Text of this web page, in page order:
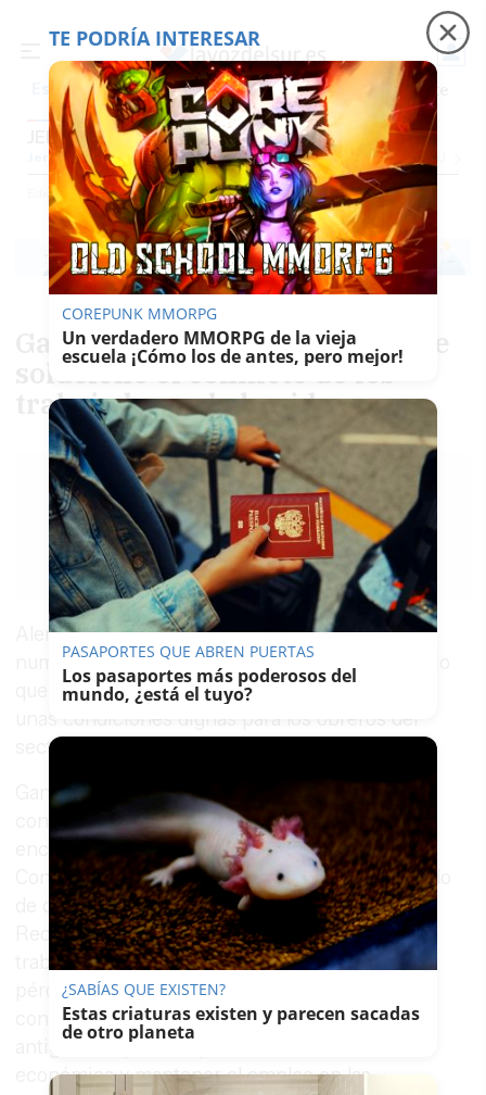
Es noticia Precio luz Padre Coraje Fábrica de botellas
JEREZ
JerezProvincia CádizCádizSevillaMálagaHuelvaGranadaCórdoba
Ediciones Jerez
Ganemos pide a Diputación que
solucione el conflicto de los
trabajadores de la vid
MARÍA LUISA
PARRA
11/10/2016
Facebook
X WhatsApp
Copy
Link
Guardar 0
Alertan de que los sindicatos han interpuesto
numerosas denuncias a la Inspección de Trabajo
que han sido "ignoradas" y defienden
unas condiciones dignas para los obreros del
sector.
Ganemos Jerez quiere tomar partido en el
conflicto de los trabajadores de la vid, que se
encuentran en plena negociación del XXV
Convenio de la Vid y que no alcanzan un acuerdo
de consenso con la patronal, Fedejerez.
Recuerdan que en la última negociación los
trabajadores y trabajadoras ya aceptaron una
pérdida de poder adquisitivo, así como la
congelación de los censos eventuales y la
antigüedad, para así poder combatir la crisis
económica y mantener el empleo en las
TE PODRÍA INTERESAR
COREPUNK MMORPG
Un verdadero MMORPG de la vieja
escuela ¡Cómo los de antes, pero mejor!
PASAPORTES QUE ABREN PUERTAS
Los pasaportes más poderosos del
mundo, ¿está el tuyo?
¿SABÍAS QUE EXISTEN?
Estas criaturas existen y parecen sacadas
de otro planeta